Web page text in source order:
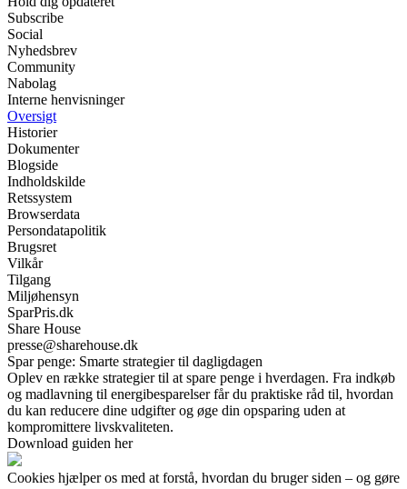
Subscribe
Social
Nyhedsbrev
Community
Nabolag
Interne henvisninger
Oversigt
Historier
Dokumenter
Blogside
Indholdskilde
Retssystem
Browserdata
Persondatapolitik
Brugsret
Vilkår
Tilgang
Miljøhensyn
SparPris.dk
Share House
presse@sharehouse.dk
Spar penge: Smarte strategier til dagligdagen
Oplev en række strategier til at spare penge i hverdagen. Fra indkøb
og madlavning til energibesparelser får du praktiske råd til, hvordan
du kan reducere dine udgifter og øge din opsparing uden at
kompromittere livskvaliteten.
Download guiden her
Cookies hjælper os med at forstå, hvordan du bruger siden – og gøre